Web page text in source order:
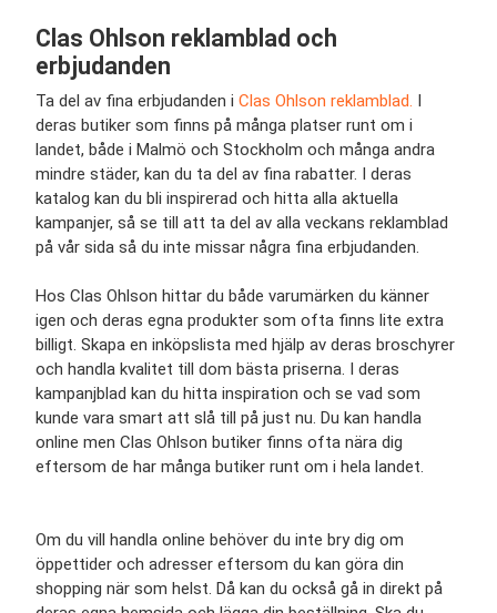
Clas Ohlson reklamblad och
erbjudanden
Ta del av fina erbjudanden i Clas Ohlson reklamblad. I
deras butiker som finns på många platser runt om i
landet, både i Malmö och Stockholm och många andra
mindre städer, kan du ta del av fina rabatter. I deras
katalog kan du bli inspirerad och hitta alla aktuella
kampanjer, så se till att ta del av alla veckans reklamblad
på vår sida så du inte missar några fina erbjudanden.
Hos Clas Ohlson hittar du både varumärken du känner
igen och deras egna produkter som ofta finns lite extra
billigt. Skapa en inköpslista med hjälp av deras broschyrer
och handla kvalitet till dom bästa priserna. I deras
kampanjblad kan du hitta inspiration och se vad som
kunde vara smart att slå till på just nu. Du kan handla
online men Clas Ohlson butiker finns ofta nära dig
eftersom de har många butiker runt om i hela landet.
Om du vill handla online behöver du inte bry dig om
öppettider och adresser eftersom du kan göra din
shopping när som helst. Då kan du också gå in direkt på